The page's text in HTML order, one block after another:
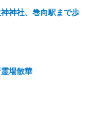
神社、巻向駅まで歩
場散華